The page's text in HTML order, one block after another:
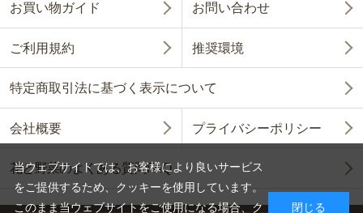
お買い物ガイド お問い合わせ
ご利用規約 推奨環境
特定商取引法に基づく表示について
会社概要 プライバシーポリシー
花と野菜のよくある質問FAQ
当ウェブサイトでは、お客様により良いサービス
をご提供するため、クッキーを使用しています。
このまま当ウェブサイトをご使用になる場合、ク
閉じる